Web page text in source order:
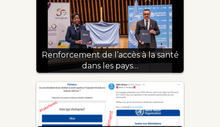
Renforcement de l’accès à la santé
dans les pays…